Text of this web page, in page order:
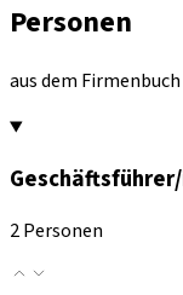
Personen
aus dem Firmenbuch
2 Personen